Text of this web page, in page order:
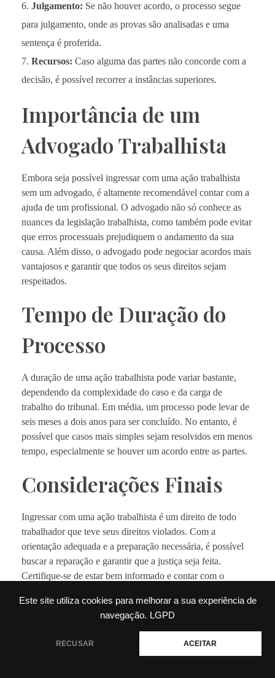
Este site utiliza cookies para melhorar a sua experiência de
navegação. LGPD
RECUSAR ACEITAR
Julgamento: Se não houver acordo, o processo segue
para julgamento, onde as provas são analisadas e uma
sentença é proferida.
Recursos: Caso alguma das partes não concorde com a
decisão, é possível recorrer a instâncias superiores.
Importância de um
Advogado Trabalhista
Embora seja possível ingressar com uma ação trabalhista
sem um advogado, é altamente recomendável contar com a
ajuda de um profissional. O advogado não só conhece as
nuances da legislação trabalhista, como também pode evitar
que erros processuais prejudiquem o andamento da sua
causa. Além disso, o advogado pode negociar acordos mais
vantajosos e garantir que todos os seus direitos sejam
respeitados.
Tempo de Duração do
Processo
A duração de uma ação trabalhista pode variar bastante,
dependendo da complexidade do caso e da carga de
trabalho do tribunal. Em média, um processo pode levar de
seis meses a dois anos para ser concluído. No entanto, é
possível que casos mais simples sejam resolvidos em menos
tempo, especialmente se houver um acordo entre as partes.
Considerações Finais
Ingressar com uma ação trabalhista é um direito de todo
trabalhador que teve seus direitos violados. Com a
orientação adequada e a preparação necessária, é possível
buscar a reparação e garantir que a justiça seja feita.
Certifique-se de estar bem informado e contar com o
esse processo com segurança e confiança.
💬 Precisa de ajuda?